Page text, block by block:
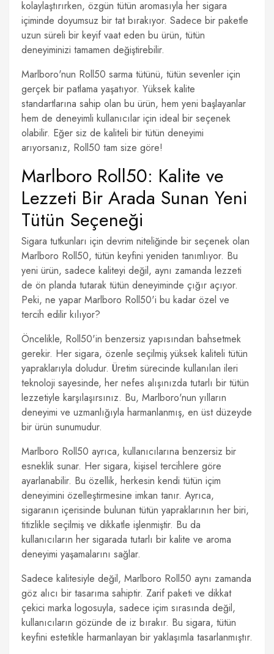
kolaylaştırırken, özgün tütün aromasıyla her sigara
içiminde doyumsuz bir tat bırakıyor. Sadece bir paketle
uzun süreli bir keyif vaat eden bu ürün, tütün
deneyiminizi tamamen değiştirebilir.
Marlboro'nun Roll50 sarma tütünü, tütün sevenler için
gerçek bir patlama yaşatıyor. Yüksek kalite
standartlarına sahip olan bu ürün, hem yeni başlayanlar
hem de deneyimli kullanıcılar için ideal bir seçenek
olabilir. Eğer siz de kaliteli bir tütün deneyimi
arıyorsanız, Roll50 tam size göre!
Marlboro Roll50: Kalite ve
Lezzeti Bir Arada Sunan Yeni
Tütün Seçeneği
Sigara tutkunları için devrim niteliğinde bir seçenek olan
Marlboro Roll50, tütün keyfini yeniden tanımlıyor. Bu
yeni ürün, sadece kaliteyi değil, aynı zamanda lezzeti
de ön planda tutarak tütün deneyiminde çığır açıyor.
Peki, ne yapar Marlboro Roll50'i bu kadar özel ve
tercih edilir kılıyor?
Öncelikle, Roll50'in benzersiz yapısından bahsetmek
gerekir. Her sigara, özenle seçilmiş yüksek kaliteli tütün
yapraklarıyla doludur. Üretim sürecinde kullanılan ileri
teknoloji sayesinde, her nefes alışınızda tutarlı bir tütün
lezzetiyle karşılaşırsınız. Bu, Marlboro'nun yılların
deneyimi ve uzmanlığıyla harmanlanmış, en üst düzeyde
bir ürün sunumudur.
Marlboro Roll50 ayrıca, kullanıcılarına benzersiz bir
esneklik sunar. Her sigara, kişisel tercihlere göre
ayarlanabilir. Bu özellik, herkesin kendi tütün içim
deneyimini özelleştirmesine imkan tanır. Ayrıca,
sigaranın içerisinde bulunan tütün yapraklarının her biri,
titizlikle seçilmiş ve dikkatle işlenmiştir. Bu da
kullanıcıların her sigarada tutarlı bir kalite ve aroma
deneyimi yaşamalarını sağlar.
Sadece kalitesiyle değil, Marlboro Roll50 aynı zamanda
göz alıcı bir tasarıma sahiptir. Zarif paketi ve dikkat
çekici marka logosuyla, sadece içim sırasında değil,
kullanıcıların gözünde de iz bırakır. Bu sigara, tütün
keyfini estetikle harmanlayan bir yaklaşımla tasarlanmıştır.